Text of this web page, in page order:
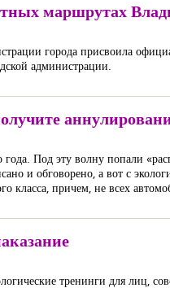
маршрутах
города присвоила
администрации.
Под эту волну попали
и обговорено, а вот с
класса, причем, не всех
тренинги для лиц,